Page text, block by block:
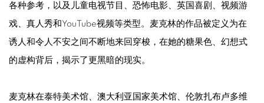
各种参考，以及儿童电视节目、恐怖电影、英国喜剧、视频游
戏、真人秀和YouTube视频等类型。麦克林的作品被定义为在
诱人和令人不安之间不断地来回穿梭，在她的糖果色、幻想式
的虚构背后，揭示了更黑暗的现实。
麦克林在泰特美术馆、澳大利亚国家美术馆、伦敦扎布卢多维